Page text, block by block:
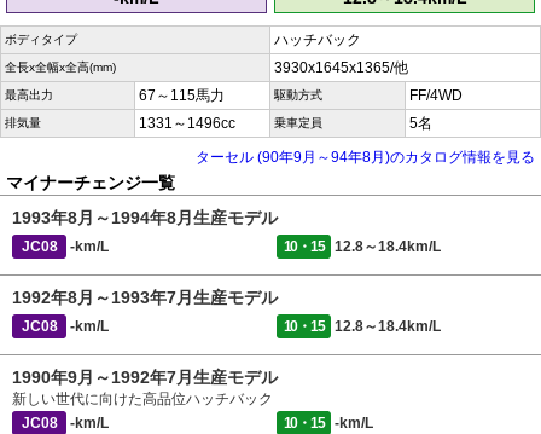
ボディタイプ ハッチバック
全長x全幅x全高(mm) 3930x1645x1365/他
最高出力 67～115馬力 駆動方式 FF/4WD
排気量 1331～1496cc 乗車定員
5名
ターセル (90年9月～94年8月)のカタログ情報を見る
マイナーチェンジ一覧
1993年8月～1994年8月生産モデル
JC08 -km/L 10・15 12.8～18.4km/L
1992年8月～1993年7月生産モデル
JC08 -km/L 10・15 12.8～18.4km/L
1990年9月～1992年7月生産モデル
新しい世代に向けた高品位ハッチバック
JC08
-km/L 10・15 -km/L